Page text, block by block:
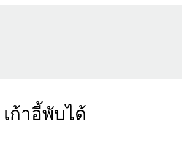
เก้าอี้พับได้